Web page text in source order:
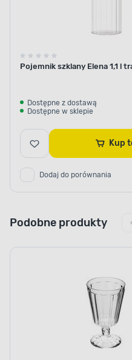
Pojemnik szklany Elena 1,1 l
Dostępne z dostawą
Dostępne w sklepie
Dodaj do porównania
Podobne produkty